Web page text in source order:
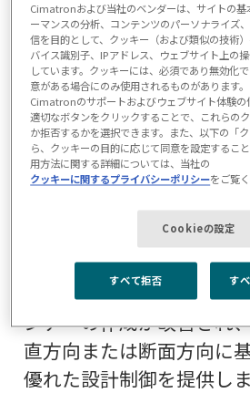
Cimatron 2024における幾何公
善
金型メーカーは、1回の
ブに対応し、リブ形状を
側壁に拡張する機能が追
で、リブ作成のための強
化されました。さらに、
は、完全なリブを作成で
ナリオでも、部分的なリ
ようになりました。金型
ンナーの作成が改善され
直方向または断面方向に
優れた設計制御を提供しま
Cimatronおよび当社のベンダーは、サイトの基
ーマンスの分析、コンテンツのパーソナライズ
信を目的として、クッキー（および類似の技術
バイス識別子、IPアドレス、ウェブサイト上の
しています。クッキーには、必須であり無効化
意がある場合にのみ使用されるものがあります
Cimatronのサポートおよびウェブサイト体験の
適切なボタンをクリックすることで、これらの
か拒否するかを選択できます。また、以下の「
ら、クッキーの目的に応じて同意を設定するこ
用方法に関する詳細については、当社の
クッキーに関するプライバシーポリシーをご覧
Cookieの設定
すべて拒否 す